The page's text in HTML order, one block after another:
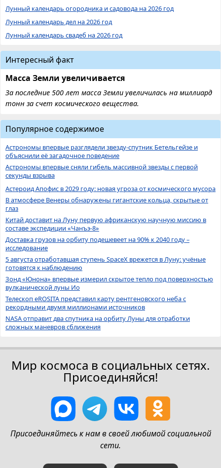
Лунный календарь огородника и садовода на 2026 год
Лунный календарь дел на 2026 год
Лунный календарь свадеб на 2026 год
Интересный факт
Масса Земли увеличивается
За последние 500 лет масса Земли увеличилась на миллиард
тонн за счет космического вещества.
Популярное содержимое
Астрономы впервые разглядели звезду-спутник Бетельгейзе и
объяснили её загадочное поведение
Астрономы впервые сняли гибель массивной звезды с первой
секунды взрыва
Астероид Апофис в 2029 году: новая угроза от космического мусора
В атмосфере Венеры обнаружены гигантские кольца, скрытые от
глаз
Китай доставит на Луну первую африканскую научную миссию в
составе экспедиции «Чанъэ-8»
Доставка грузов на орбиту подешевеет на 90% к 2040 году –
исследование
5 августа отработавшая ступень SpaceX врежется в Луну: учёные
готовятся к наблюдению
Зонд «Юнона» впервые измерил скрытое тепло под поверхностью
вулканической луны Ио
Телескоп eROSITA представил карту рентгеновского неба с
рекордными двумя миллионами источников
NASA отправит два спутника на орбиту Луны для отработки
сложных маневров сближения
Мир космоса в социальных сетях.
Присоединяйся!
Присоединяйтесь к нам в своей любимой социальной
сети.